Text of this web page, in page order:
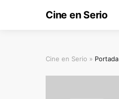
Cine en Serio
Cine en Serio » Portada